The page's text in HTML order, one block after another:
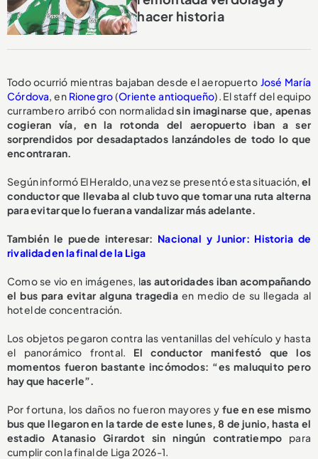
hacer historia
Todo ocurrió mientras bajaban desde el aeropuerto José María
Córdova, en Rionegro(Oriente antioqueño). El staff del equipo
currambero arribó con normalidadsin imaginarse que, apenas
cogieran vía, en la rotonda del aeropuerto iban a ser
sorprendidos por desadaptados lanzándoles de todo lo que
encontraran.
Según informó El Heraldo, una vez se presentó esta situación, el
conductor que llevaba al club tuvo que tomar una ruta alterna
para evitar que lo fueran a vandalizar más adelante.
También le puede interesar: Nacional y Junior: Historia de
rivalidad en la final de la Liga
Como se vio en imágenes, las autoridades iban acompañando
el bus para evitar alguna tragediaen medio de su llegada al
hotel de concentración.
Los objetos pegaron contra las ventanillas del vehículo y hasta
el panorámico frontal. El conductor manifestó que los
momentos fueron bastante incómodos: “es maluquito pero
hay que hacerle”.
Por fortuna, los daños no fueron mayores yfue en ese mismo
bus que llegaron en la tarde de este lunes, 8 de junio, hasta el
estadio Atanasio Girardot sin ningún contratiempo para
cumplir con la final de Liga 2026-1.